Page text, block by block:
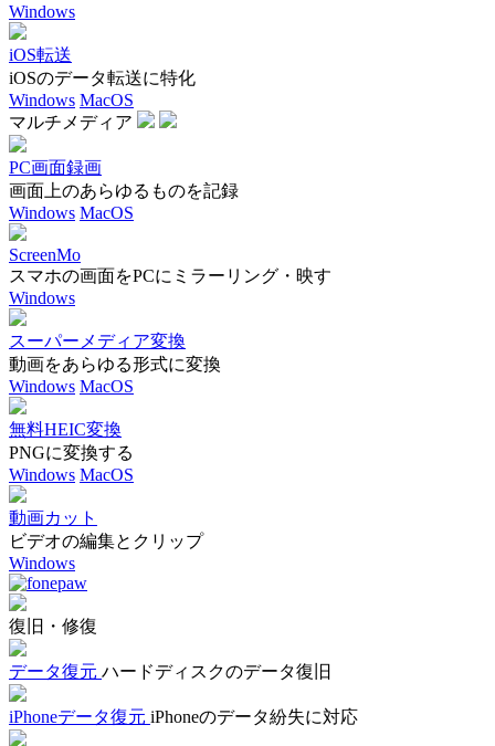
Windows
iOS転送
iOSのデータ転送に特化
Windows MacOS
マルチメディア
PC画面録画
画面上のあらゆるものを記録
Windows MacOS
ScreenMo
スマホの画面をPCにミラーリング・映す
Windows
スーパーメディア変換
動画をあらゆる形式に変換
Windows MacOS
無料HEIC変換
PNGに変換する
Windows MacOS
動画カット
ビデオの編集とクリップ
Windows
復旧・修復
データ復元 ハードディスクのデータ復旧
iPhoneデータ復元 iPhoneのデータ紛失に対応